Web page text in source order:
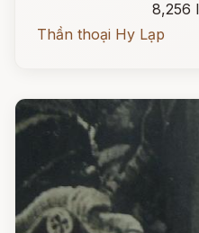
8,256
Thần thoại Hy Lạp